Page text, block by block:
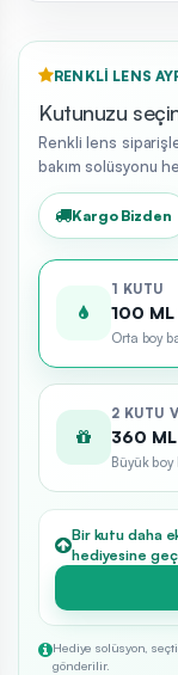
RENKLI LENS
Kutunuzu
Renkli lens
bakım solüsyonu
Kargo Bizden
1 KUTU
100
Orta boy
2 KUTU
360
Büyük boy
Bir kutu daha
hediyesine
Hediye solüsyon,
gönderilir.